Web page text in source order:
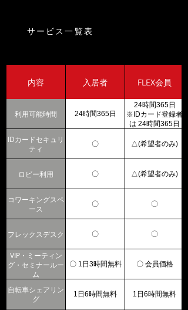
サービス一覧表
内容 入居者 FLEX会員
利用可能時間 24時間365日
24時間365日
※IDカード登録者
は 24時間365日
IDカードセキュリ
ティ
〇 △(希望者のみ)
ロビー利用 〇 △(希望者のみ)
コワーキングスペ
ース
〇 〇
フレックスデスク 〇 〇
VIP・ミーティン
グ・セミナールー
ム
〇 1日3時間無料 〇 会員価格
自転車シェアリン
グ
1日6時間無料 1日6時間無料